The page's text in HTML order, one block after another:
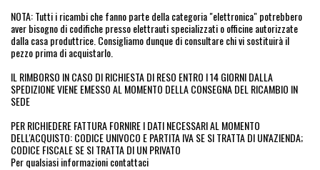
NOTA: Tutti i ricambi che fanno parte della categoria "elettronica" potrebbero
aver bisogno di codifiche presso elettrauti specializzati o officine autorizzate
dalla casa produttrice. Consigliamo dunque di consultare chi vi sostituirà il
pezzo prima di acquistarlo.
IL RIMBORSO IN CASO DI RICHIESTA DI RESO ENTRO I 14 GIORNI DALLA
SPEDIZIONE VIENE EMESSO AL MOMENTO DELLA CONSEGNA DEL RICAMBIO IN
SEDE
PER RICHIEDERE FATTURA FORNIRE I DATI NECESSARI AL MOMENTO
DELL'ACQUISTO: CODICE UNIVOCO E PARTITA IVA SE SI TRATTA DI UN'AZIENDA;
CODICE FISCALE SE SI TRATTA DI UN PRIVATO
Per qualsiasi informazioni contattaci